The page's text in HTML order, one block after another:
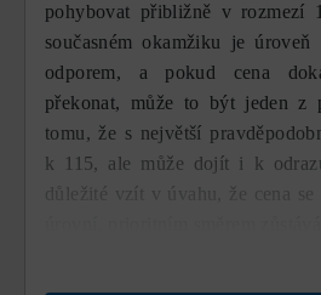
Celkově technická
denním timeframe
nachází ve fázi přechodu
korekci. Krátkodobý trend
medvědím sentimentem,
pod MA100, zatímco
zůstává relativně
pohybovat přibližně v rozmezí
současném okamžiku je úroveň
odporem, a pokud cena
překonat, může to být jeden z
tomu, že s největší
k 115, ale může dojít i k
důležité vzít v úvahu, že cena se